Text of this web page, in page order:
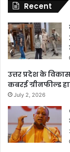
Recent
उत्तर प्रदेश के
कबरई ग्रीनफील्ड
July 2, 2026